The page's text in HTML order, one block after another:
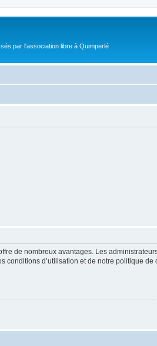
par l'association libre à Quimperlé
de nombreux avantages. Les
conditions d’utilisation et de notre politique